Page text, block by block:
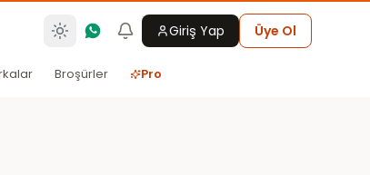
Giriş Yap Üye Ol
Broşürler Pro